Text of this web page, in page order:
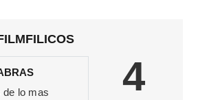
de lo mas
4